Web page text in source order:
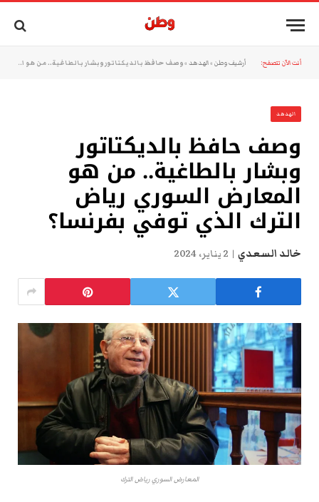
أنت الآن تتصفح: أرشيف وطن »الهدهد »وصف حافظ بالديكتاتور وبشار بالطاغية.. من هو المعارض السوري رياض الترك الذي توفي بفرنسا؟
الهدهد
وصف حافظ بالديكتاتور
وبشار بالطاغية.. من هو
المعارض السوري رياض
الترك الذي توفي بفرنسا؟
خالد السعدي 2 يناير، 2024
المعارض السوري رياض الترك